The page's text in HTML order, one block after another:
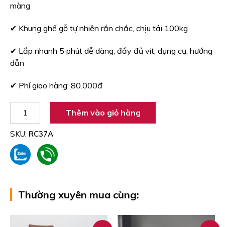
màng
✔ Khung ghế gỗ tự nhiên rắn chắc, chịu tải 100kg
✔ Lắp nhanh 5 phút dễ dàng, đầy đủ vít, dụng cụ, hướng
dẫn
✔ Phí giao hàng: 80.000đ
Bênh
RC37A
số
Thêm vào giỏ hàng
SKU: RC37A
Thường xuyên mua cùng: